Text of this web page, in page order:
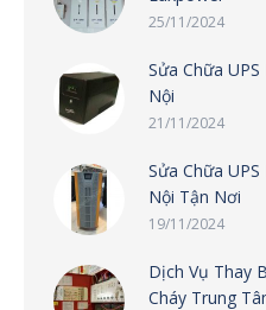
25/11/2024
Sửa Chữa
Nội
21/11/2024
Sửa Chữa
Nội Tận Nơi
19/11/2024
Dịch Vụ Thay
Cháy Trung